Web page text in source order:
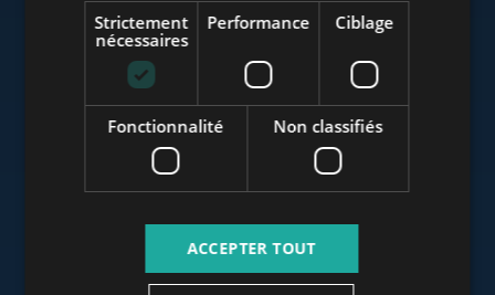
www.mybudapesthome.com
www.budapestluxuryapartments.hu
www.budapestoffices.net
ARABIC
Strictement
nécessaires
Performance Ciblage
Fonctionnalité Non classifiés
ACCEPTER TOUT